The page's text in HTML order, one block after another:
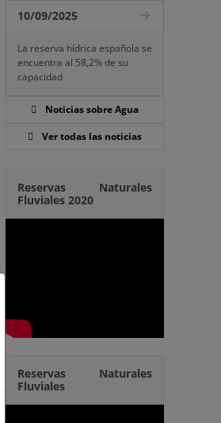
10/09/2025
La reserva hídrica española se
encuentra al 58,2% de su
capacidad
Noticias sobre Agua
Ver todas las noticias
Reservas Naturales
Fluviales 2020
Reservas Naturales
Fluviales